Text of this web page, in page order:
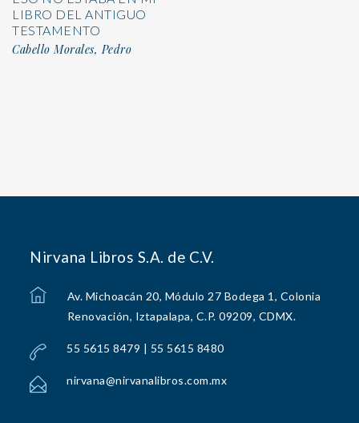
LIBRO DEL ANTIGUO
TESTAMENTO
Cabello Morales, Pedro
Nirvana Libros S.A. de C.V.
Av. Michoacán 20, Módulo 27 Bodega 1, Colonia
Renovación, Iztapalapa, C.P. 09209, CDMX.
55 5615 8479 | 55 5615 8480
nirvana@nirvanalibros.com.mx